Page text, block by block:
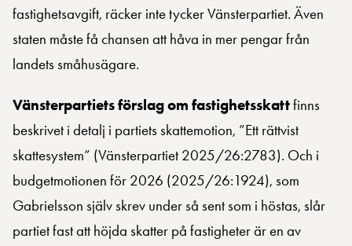
fastighetsavgift, räcker inte tycker Vänsterpartiet. Även
staten måste få chansen att håva in mer pengar från
landets småhusägare.
Vänsterpartiets förslag om fastighetsskattfinns
beskrivet i detalj i partiets skattemotion, ”Ett rättvist
skattesystem” (Vänsterpartiet 2025/26:2783). Och i
budgetmotionen för 2026 (2025/26:1924), som
Gabrielsson själv skrev under så sent som i höstas, slår
partiet fast att höjda skatter på fastigheter är en av